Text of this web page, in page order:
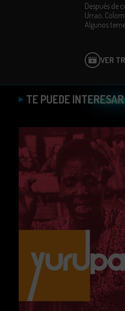
Después de
Urrao,
Algunos
VER
TE PUEDE INTERESAR